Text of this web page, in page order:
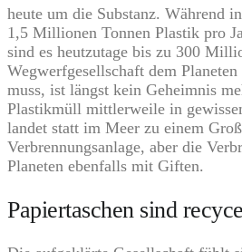
heute um die Substanz. Während
1,5 Millionen Tonnen Plastik pro
sind es heutzutage bis zu 300
Wegwerfgesellschaft dem
muss, ist längst kein Geheimnis
Plastikmüll mittlerweile in
landet statt im Meer zu einem
Verbrennungsanlage, aber die
Planeten ebenfalls mit Giften.
Papiertaschen sind